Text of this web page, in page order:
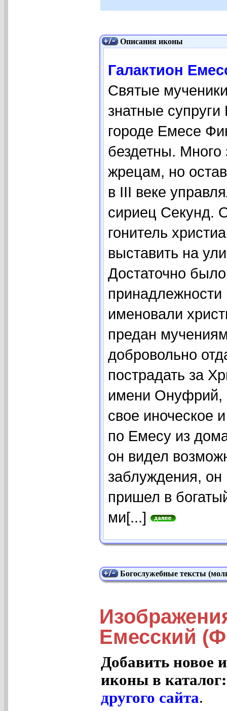
Описания иконы
Галактион
Святые
знатные
городе Емесе
бездетны. Много
жрецам, но
в III веке
сириец Секунд.
гонитель
выставить на
Достаточно
принадлежности
именовали
предан
добровольно
пострадать за
имени Онуфрий,
свое иноческое
по Емесу из
он видел
заблуждения,
пришел в
ми[...]
Богослужебные тексты
Емесский
Добавить новое
иконы в
другого сайта.